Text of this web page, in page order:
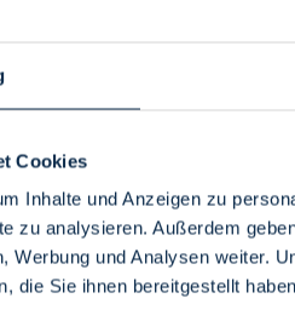
Cookies
Inhalte und Anzeigen zu
zu analysieren. Außerdem
Werbung und Analysen weiter.
die Sie ihnen bereitgestellt